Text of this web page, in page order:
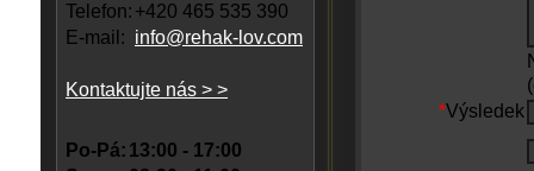
Telefon: +420 465 535 390
E-mail: info@rehak-lov.com
Kontaktujte nás > >
Po-Pá: 13:00 - 17:00
*Výsledek